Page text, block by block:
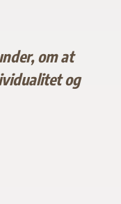
om at
og